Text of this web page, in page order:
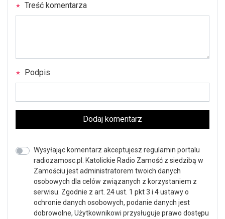
Treść komentarza
Podpis
Dodaj komentarz
Wysyłając komentarz akceptujesz regulamin portalu
radiozamosc.pl. Katolickie Radio Zamość z siedzibą w
Zamościu jest administratorem twoich danych
osobowych dla celów związanych z korzystaniem z
serwisu. Zgodnie z art. 24 ust. 1 pkt 3 i 4 ustawy o
ochronie danych osobowych, podanie danych jest
dobrowolne, Użytkownikowi przysługuje prawo dostępu